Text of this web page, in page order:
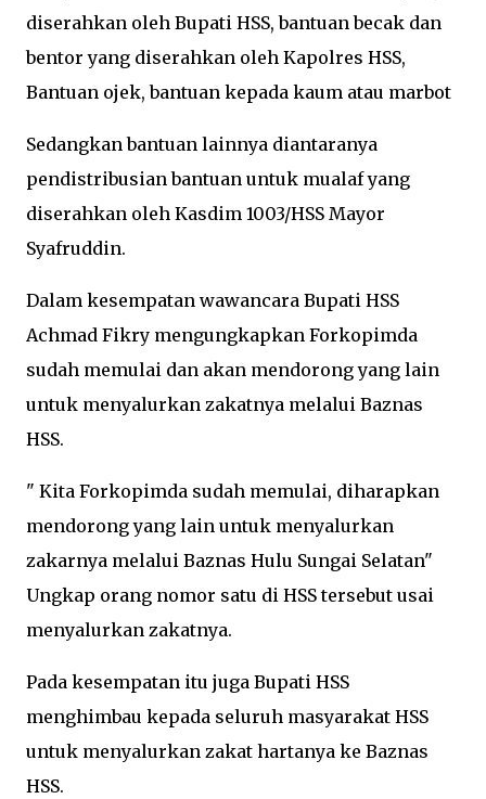
diserahkan oleh Bupati HSS, bantuan becak dan
bentor yang diserahkan oleh Kapolres HSS,
Bantuan ojek, bantuan kepada kaum atau marbot
Sedangkan bantuan lainnya diantaranya
pendistribusian bantuan untuk mualaf yang
diserahkan oleh Kasdim 1003/HSS Mayor
Syafruddin.
Dalam kesempatan wawancara Bupati HSS
Achmad Fikry mengungkapkan Forkopimda
sudah memulai dan akan mendorong yang lain
untuk menyalurkan zakatnya melalui Baznas
HSS.
" Kita Forkopimda sudah memulai, diharapkan
mendorong yang lain untuk menyalurkan
zakarnya melalui Baznas Hulu Sungai Selatan"
Ungkap orang nomor satu di HSS tersebut usai
menyalurkan zakatnya.
Pada kesempatan itu juga Bupati HSS
menghimbau kepada seluruh masyarakat HSS
untuk menyalurkan zakat hartanya ke Baznas
HSS.